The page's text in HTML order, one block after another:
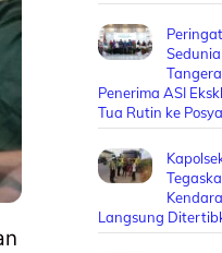
Penerima ASI
Tua Rutin ke
Langsung